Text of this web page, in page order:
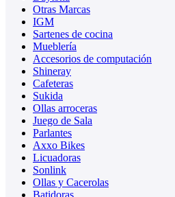
Otras Marcas
IGM
Sartenes de cocina
Mueblería
Accesorios de computación
Shineray
Cafeteras
Sukida
Ollas arroceras
Juego de Sala
Parlantes
Axxo Bikes
Licuadoras
Sonlink
Ollas y Cacerolas
Batidoras